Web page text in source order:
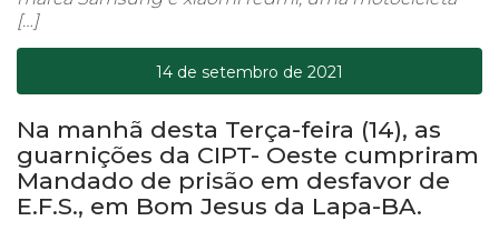
[…]
14 de setembro de 2021
Na manhã desta Terça-feira (14), as
guarnições da CIPT- Oeste cumpriram
Mandado de prisão em desfavor de
E.F.S., em Bom Jesus da Lapa-BA.